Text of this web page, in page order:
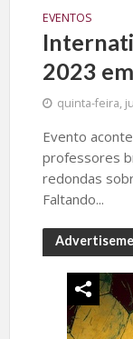
EVENTOS
2023
quinta-feira,
Evento
professores
redondas
Faltando...